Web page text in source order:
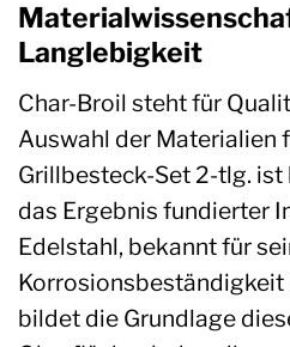
Langlebigkeit
Char-Broil steht für
Auswahl der Materialien
Grillbesteck-Set 2-tlg. ist
das Ergebnis fundierter
Edelstahl, bekannt für
Korrosionsbeständigkeit
bildet die Grundlage